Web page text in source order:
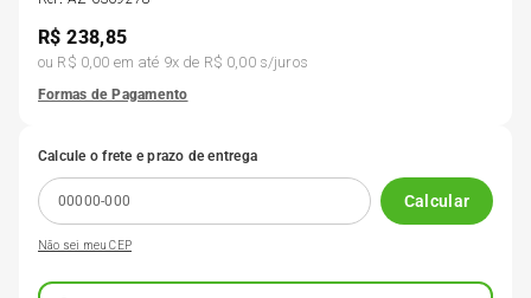
R$238,85
ou R$ 0,00 em até 9x de R$ 0,00s/juros
Formas de Pagamento
Calcule o frete e prazo de entrega
Calcular
Não sei meu CEP
8 º
10º Pneu